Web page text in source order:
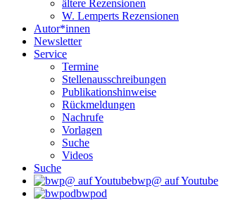
ältere Rezensionen
W. Lemperts Rezensionen
Autor*innen
Newsletter
Service
Termine
Stellenausschreibungen
Publikationshinweise
Rückmeldungen
Nachrufe
Vorlagen
Suche
Videos
Suche
bwp@ auf Youtube
bwpod